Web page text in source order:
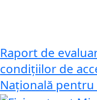
Raport de
condițiilor de
Națională